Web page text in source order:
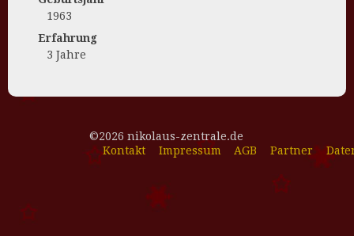
1963
Erfahrung
3 Jahre
©2026 nikolaus-zentrale.de
Kontakt
Impressum AGB Partner